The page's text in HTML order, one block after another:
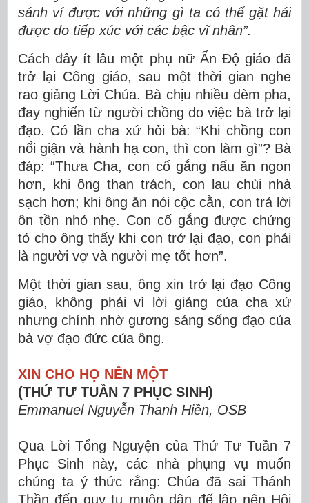
sánh ví được với những gì ta có thể gặt hái
được do tiếp xúc với các bậc vĩ nhân”.
Cách đây ít lâu một phụ nữ Ấn Độ giáo đã
trở lại Công giáo, sau một thời gian nghe
rao giảng Lời Chúa. Bà chịu nhiều dèm pha,
đay nghiến từ người chồng do việc bà trở lại
đạo. Có lần cha xứ hỏi bà: “Khi chồng con
nổi giận và hành hạ con, thì con làm gì”? Bà
đáp: “Thưa Cha, con cố gắng nấu ăn ngon
hơn, khi ông than trách, con lau chùi nhà
sạch hơn; khi ông ăn nói cộc cằn, con trả lời
ôn tồn nhỏ nhẹ. Con cố gắng được chứng
tỏ cho ông thấy khi con trở lại đạo, con phải
là người vợ và người mẹ tốt hơn”.
Một thời gian sau, ông xin trở lại đạo Công
giáo, không phải vì lời giảng của cha xứ
nhưng chính nhờ gương sáng sống đạo của
bà vợ đạo đức của ông.
XIN CHO HỌ NÊN MỘT
(THỨ TƯ TUẦN 7 PHỤC SINH)
Emmanuel Nguyễn Thanh Hiền, OSB
Qua Lời Tổng Nguyện của Thứ Tư Tuần 7
Phục Sinh này, các nhà phụng vụ muốn
chúng ta ý thức rằng: Chúa đã sai Thánh
Thần đến quy tụ muôn dân để lập nên Hội